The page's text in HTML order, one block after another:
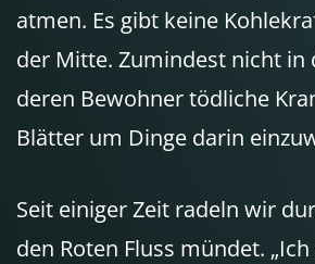
atmen. Es gibt keine
der Mitte. Zumindest nicht in
deren Bewohner tödliche
Blätter um Dinge darin
Seit einiger Zeit radeln wir
den Roten Fluss mündet.